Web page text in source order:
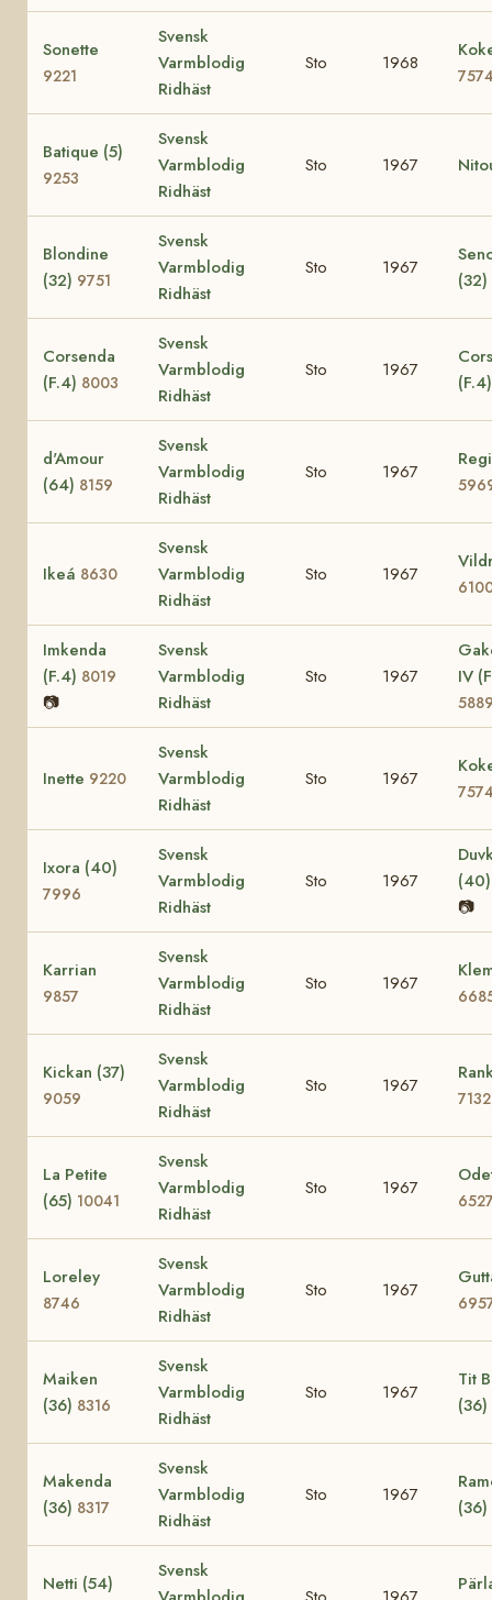
Sonette
9221
Svensk
Varmblodig
Ridhäst
Sto 1968
Batique (5)
9253
Svensk
Varmblodig
Ridhäst
Sto 1967
Blondine
(32) 9751
Svensk
Varmblodig
Ridhäst
Sto 1967
(32)
Corsenda
(F.4) 8003
Svensk
Varmblodig
Ridhäst
Sto 1967
d'Amour
(64) 8159
Svensk
Varmblodig
Ridhäst
Sto 1967
Ikeá 8630
Svensk
Varmblodig
Ridhäst
Sto 1967
Imkenda
(F.4) 8019
📷
Svensk
Varmblodig
Ridhäst
Sto 1967
IV
Inette 9220
Svensk
Varmblodig
Ridhäst
Sto 1967
Ixora (40)
7996
Svensk
Varmblodig
Ridhäst
Sto 1967
📷
Karrian
9857
Svensk
Varmblodig
Ridhäst
Sto 1967
Kickan (37)
9059
Svensk
Varmblodig
Ridhäst
Sto 1967
7132
La Petite
(65) 10041
Svensk
Varmblodig
Ridhäst
Sto 1967
Loreley
8746
Svensk
Varmblodig
Ridhäst
Sto 1967
Maiken
(36) 8316
Svensk
Varmblodig
Ridhäst
Sto 1967
Tit
(36)
Makenda
(36) 8317
Svensk
Varmblodig
Ridhäst
Sto 1967
(36)
Netti (54)
Svensk